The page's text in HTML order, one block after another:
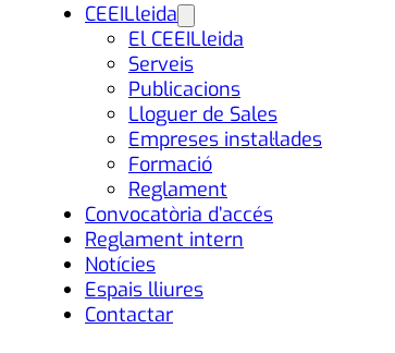
CEEILleida
El CEEILleida
Serveis
Publicacions
Lloguer de Sales
Empreses instal·lades
Formació
Reglament
Convocatòria d’accés
Reglament intern
Notícies
Espais lliures
Contactar